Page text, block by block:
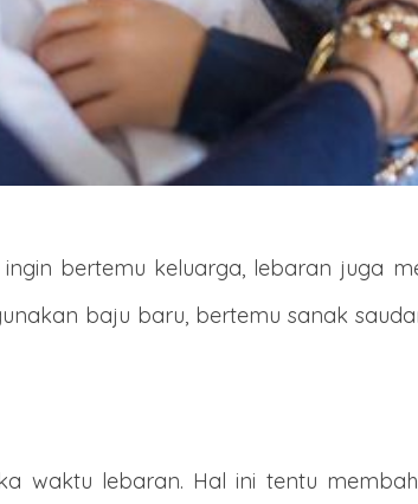
bertemu keluarga, lebaran juga
baju baru, bertemu sanak
waktu lebaran. Hal ini tentu